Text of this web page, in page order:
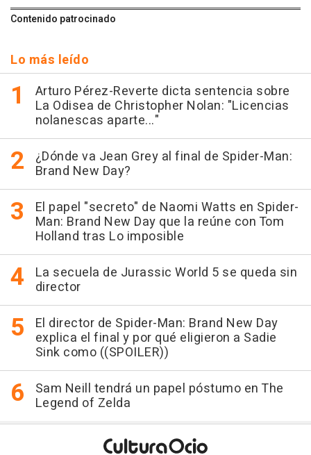
Contenido patrocinado
Lo más leído
Arturo Pérez-Reverte dicta sentencia sobre
La Odisea de Christopher Nolan: "Licencias
nolanescas aparte..."
¿Dónde va Jean Grey al final de Spider-Man:
Brand New Day?
El papel "secreto" de Naomi Watts en Spider-
Man: Brand New Day que la reúne con Tom
Holland tras Lo imposible
La secuela de Jurassic World 5 se queda sin
director
El director de Spider-Man: Brand New Day
explica el final y por qué eligieron a Sadie
Sink como ((SPOILER))
Sam Neill tendrá un papel póstumo en The
Legend of Zelda